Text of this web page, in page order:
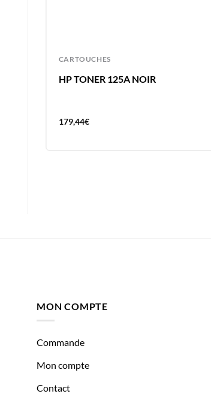
CARTOUCHES
HP TONER 125A NOIR
179,44€
MON COMPTE
Commande
Mon compte
Contact